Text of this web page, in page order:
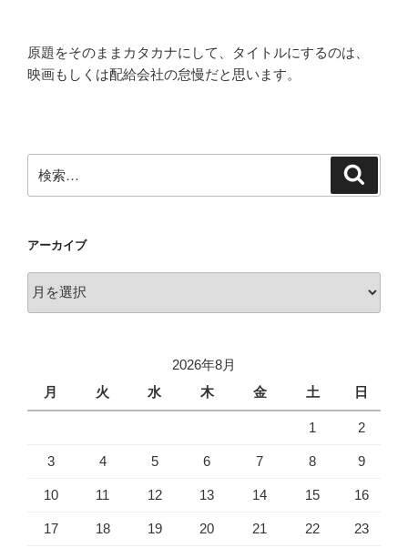
原題をそのままカタカナにして、タイトルにするのは、
映画もしくは配給会社の怠慢だと思います。
索:
アーカイブ
ー
2026年8月
月
火 水 木 金 土 日
1 2
3 4 5 6 7 8 9
10 11 12 13 14 15 16
17 18 19 20 21 22 23